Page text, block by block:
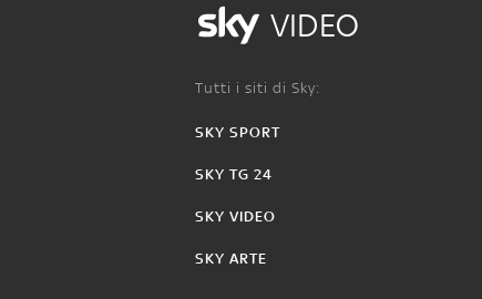
VIDEO
Tutti i siti di Sky:
SKY SPORT
SKY TG 24
SKY VIDEO
SKY ARTE